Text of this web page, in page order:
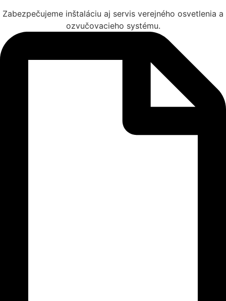
Zabezpečujeme inštaláciu aj servis verejného osvetlenia a
ozvučovacieho systému.